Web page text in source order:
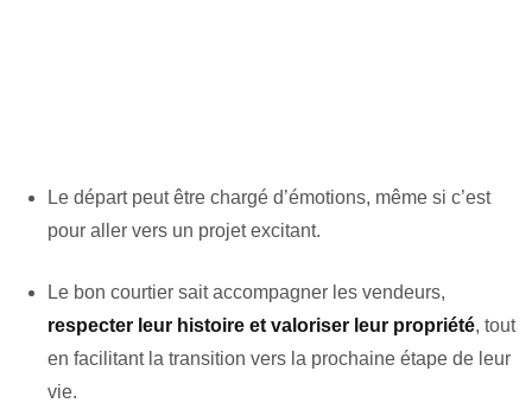
Le départ peut être chargé d’émotions, même si c’est
pour aller vers un projet excitant.
Le bon courtier sait accompagner les vendeurs,
respecter leur histoire et valoriser leur propriété, tout
en facilitant la transition vers la prochaine étape de leur
vie.